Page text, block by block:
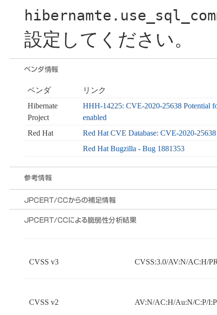
設定してください。
ベンダ
リンク
Hibernate
Project
HHH-14225: CVE-2020-25638 Potential
enabled
Red Hat
Red Hat CVE Database: CVE-2020-25638
Red Hat Bugzilla - Bug 1881353
CVSS v3 CVSS:3.0/AV:N/AC:H/
CVSS v2 AV:N/AC:H/Au:N/C:P/